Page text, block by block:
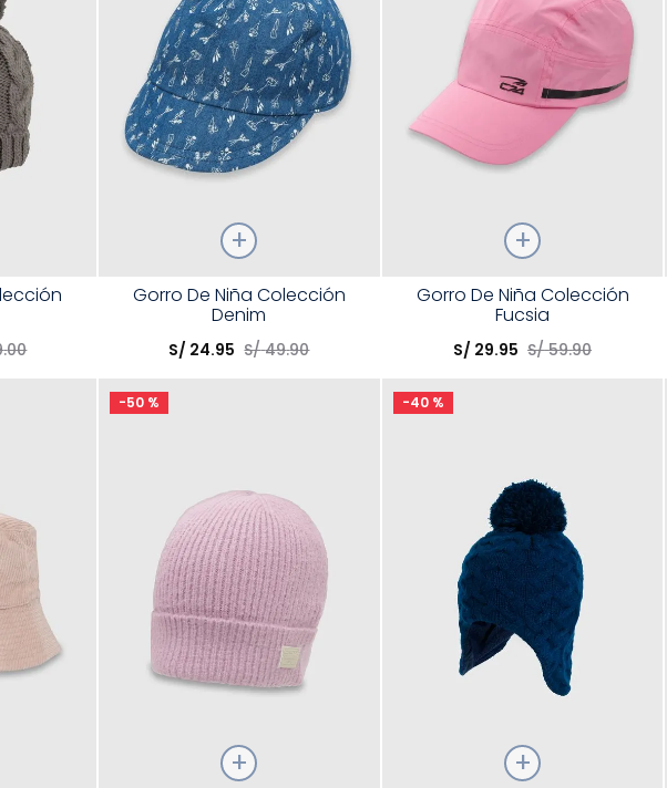
.00
Talla
Elige una opción
Gorro De Niña Colección
Denim
S/ 24.95 S/ 49.90
Talla
Elige una opción
Gorro De Niña Colección
Fucsia
S/ 29.95 S/ 59.90
-50 % -40 %